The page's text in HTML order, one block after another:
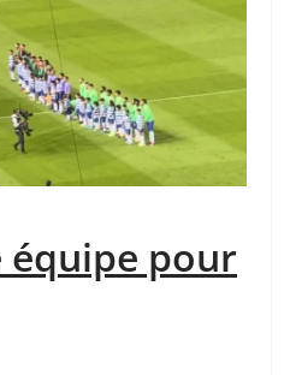
équipe pour